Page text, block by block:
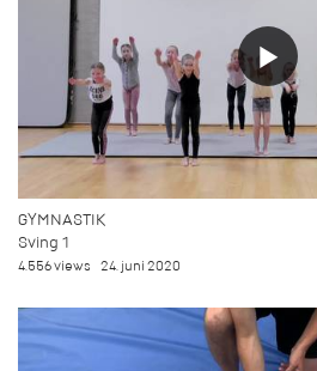
GYMNASTIK
Sving 1
4.556 views 24. juni 2020